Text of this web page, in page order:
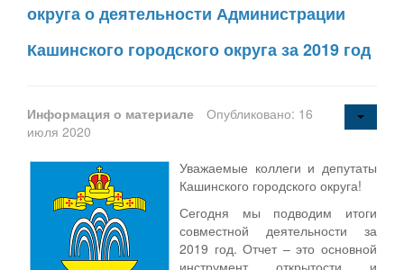
округа о деятельности Администрации
Кашинского городского округа за 2019 год
Информация о материале
Опубликовано: 16
июля 2020
Уважаемые коллеги и депутаты
Кашинского городского округа!
Сегодня мы подводим итоги
совместной деятельности за
2019 год. Отчет – это основной
инструмент открытости и